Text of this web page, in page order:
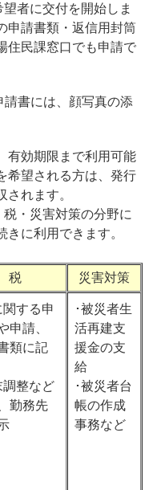
者に交付を開始しま
申請書類・返信用封筒
住民課窓口でも申請で
書には、顔写真の添
有効期限まで利用可能
希望される方は、発行
れます。
・災害対策の分野に
に利用できます。
税 災害対策
関する申
申請、
類に記
調整など
勤務先
･被災者生
活再建支
援金の支
給
･被災者台
帳の作成
事務など